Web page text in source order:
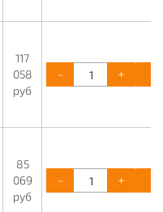
117
058
руб
- +
85
069
руб
- +